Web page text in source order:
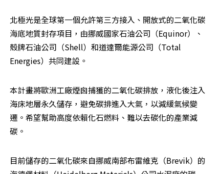
北極光是全球第一個允許第三方接入、開放式的二氧化碳
海底地質封存項目，由挪威國家石油公司（Equinor）、
殼牌石油公司（Shell）和道達爾能源公司（Total
Energies）共同建設。
本計畫將歐洲工廠煙囪捕獲的二氧化碳排放，液化後注入
海床地層永久儲存，避免碳排進入大氣，以減緩氣候變
遷。希望幫助高度依賴化石燃料、難以去碳化的產業減
碳。
目前儲存的二氧化碳來自挪威南部布雷維克（Brevik）的